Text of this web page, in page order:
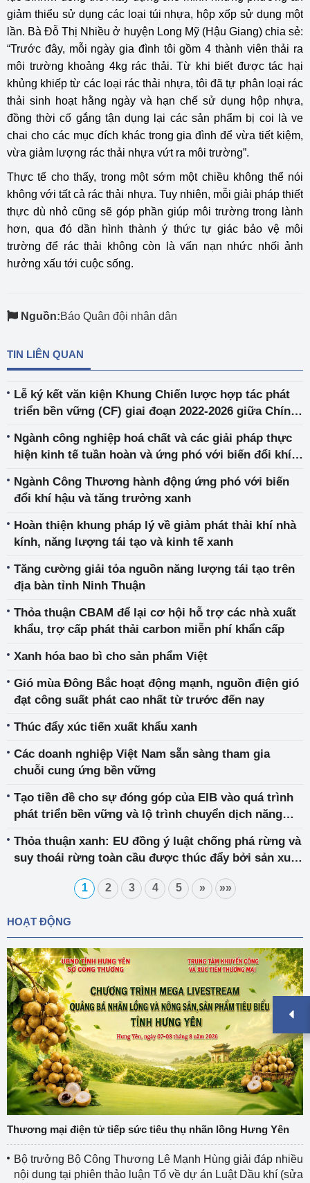
giảm thiểu sử dụng các loại túi nhựa, hộp xốp sử dụng một
lần. Bà Đỗ Thị Nhiều ở huyện Long Mỹ (Hậu Giang) chia sẻ:
“Trước đây, mỗi ngày gia đình tôi gồm 4 thành viên thải ra
môi trường khoảng 4kg rác thải. Từ khi biết được tác hại
khủng khiếp từ các loại rác thải nhựa, tôi đã tự phân loại rác
thải sinh hoạt hằng ngày và hạn chế sử dụng hộp nhựa,
đồng thời cố gắng tận dụng lại các sản phẩm bị coi là ve
chai cho các mục đích khác trong gia đình để vừa tiết kiệm,
vừa giảm lượng rác thải nhựa vứt ra môi trường”.
Thực tế cho thấy, trong một sớm một chiều không thể nói
không với tất cả rác thải nhựa. Tuy nhiên, mỗi giải pháp thiết
thực dù nhỏ cũng sẽ góp phần giúp môi trường trong lành
hơn, qua đó dần hình thành ý thức tự giác bảo vệ môi
trường để rác thải không còn là vấn nạn nhức nhối ảnh
hưởng xấu tới cuộc sống.
Nguồn:Báo Quân đội nhân dân
TIN LIÊN QUAN
Lễ ký kết văn kiện Khung Chiến lược hợp tác phát
triển bền vững (CF) giai đoạn 2022-2026 giữa Chính
thường trú của Liên Hợp Quốc tại Việt Nam
Ngành công nghiệp hoá chất và các giải pháp thực
hiện kinh tế tuần hoàn và ứng phó với biến đổi khí
Ngành Công Thương hành động ứng phó với biến
đổi khí hậu và tăng trưởng xanh
Hoàn thiện khung pháp lý về giảm phát thải khí nhà
kính, năng lượng tái tạo và kinh tế xanh
Tăng cường giải tỏa nguồn năng lượng tái tạo trên
địa bàn tỉnh Ninh Thuận
Thỏa thuận CBAM để lại cơ hội hỗ trợ các nhà xuất
khẩu, trợ cấp phát thải carbon miễn phí khẩn cấp
Xanh hóa bao bì cho sản phẩm Việt
Gió mùa Đông Bắc hoạt động mạnh, nguồn điện gió
đạt công suất phát cao nhất từ trước đến nay
Thúc đẩy xúc tiến xuất khẩu xanh
Các doanh nghiệp Việt Nam sẵn sàng tham gia
chuỗi cung ứng bền vững
Tạo tiền đề cho sự đóng góp của EIB vào quá trình
phát triển bền vững và lộ trình chuyển dịch năng
Thỏa thuận xanh: EU đồng ý luật chống phá rừng và
suy thoái rừng toàn cầu được thúc đẩy bởi sản xuất
1 2 3 4 5 » »»
HOẠT ĐỘNG
Thương mại điện tử tiếp sức tiêu thụ nhãn lồng Hưng Yên
Bộ trưởng Bộ Công Thương Lê Mạnh Hùng giải đáp nhiều
nội dung tại phiên thảo luận Tổ về dự án Luật Dầu khí (sửa